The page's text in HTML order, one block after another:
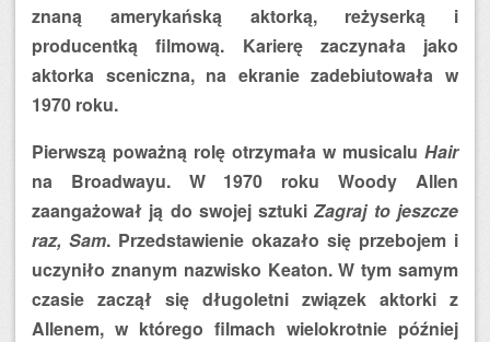
znaną amerykańską aktorką, reżyserką i
producentką filmową. Karierę zaczynała jako
aktorka sceniczna, na ekranie zadebiutowała w
1970 roku.
Pierwszą poważną rolę otrzymała w musicalu Hair
na Broadwayu. W 1970 roku Woody Allen
zaangażował ją do swojej sztukiZagraj to jeszcze
raz, Sam. Przedstawienie okazało się przebojem i
uczyniło znanym nazwisko Keaton. W tym samym
czasie zaczął się długoletni związek aktorki z
Allenem, w którego filmach wielokrotnie później